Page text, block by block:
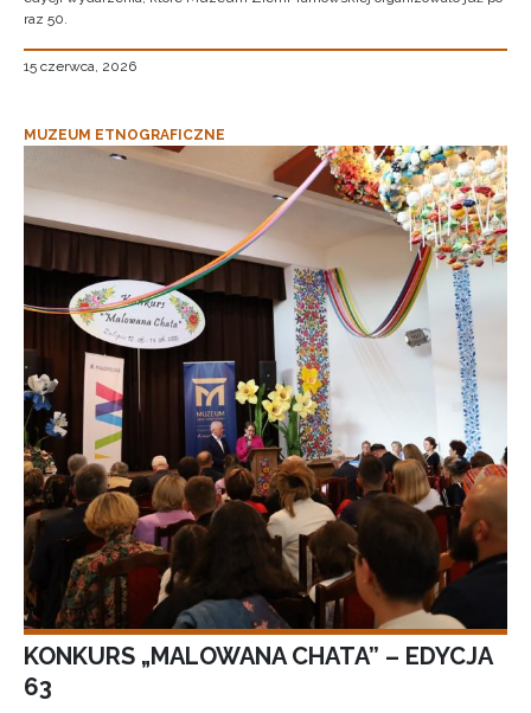
raz 50.
15 czerwca, 2026
MUZEUM ETNOGRAFICZNE
KONKURS „MALOWANA CHATA” – EDYCJA
63